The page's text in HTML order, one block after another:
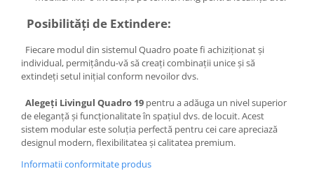
Posibilități de Extindere:
Fiecare modul din sistemul Quadro poate fi achiziționat și
individual, permițându-vă să creați combinații unice și să
extindeți setul inițial conform nevoilor dvs.
Alegeți Livingul Quadro 19 pentru a adăuga un nivel superior
de eleganță și funcționalitate în spațiul dvs. de locuit. Acest
sistem modular este soluția perfectă pentru cei care apreciază
designul modern, flexibilitatea și calitatea premium.
Informatii conformitate produs